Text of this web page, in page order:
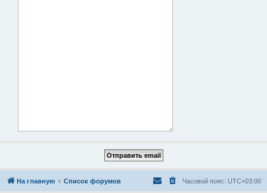
На главную Список форумов Часовой пояс: UTC+03:00